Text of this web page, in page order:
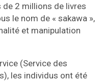
2 millions de livres
le nom de « sakawa »,
et manipulation
(Service des
les individus ont été